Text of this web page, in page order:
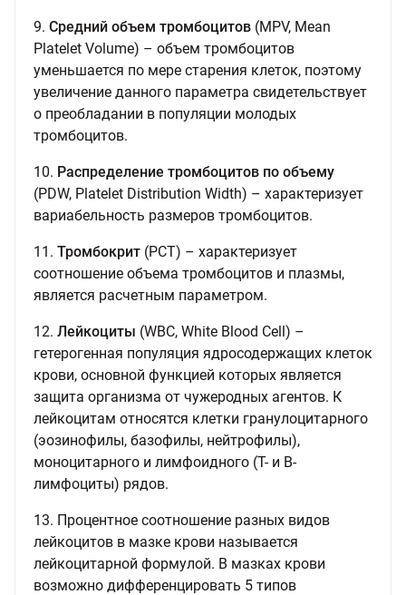
9. Средний объем тромбоцитов (MPV, Mean
Platelet Volume) – объем тромбоцитов
уменьшается по мере старения клеток, поэтому
увеличение данного параметра свидетельствует
о преобладании в популяции молодых
тромбоцитов.
10. Распределение тромбоцитов по объему
(PDW, Platelet Distribution Width) – характеризует
вариабельность размеров тромбоцитов.
11. Тромбокрит (PCT) – характеризует
соотношение объема тромбоцитов и плазмы,
является расчетным параметром.
12. Лейкоциты (WBC, White Blood Cell) –
гетерогенная популяция ядросодержащих клеток
крови, основной функцией которых является
защита организма от чужеродных агентов. К
лейкоцитам относятся клетки гранулоцитарного
(эозинофилы, базофилы, нейтрофилы),
моноцитарного и лимфоидного (Т- и В-
лимфоциты) рядов.
13. Процентное соотношение разных видов
лейкоцитов в мазке крови называется
лейкоцитарной формулой. В мазках крови
возможно дифференцировать 5 типов